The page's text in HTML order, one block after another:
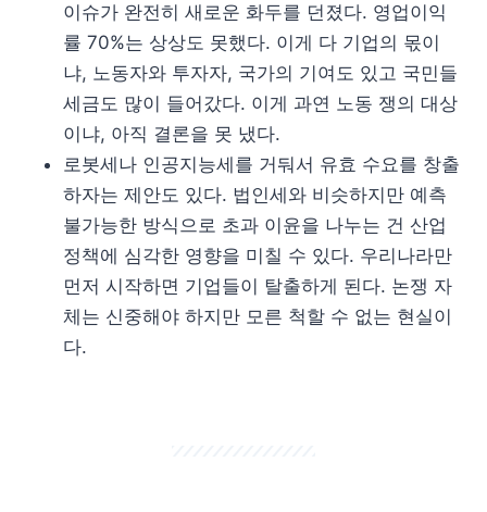
이슈가 완전히 새로운 화두를 던졌다. 영업이익
률 70%는 상상도 못했다. 이게 다 기업의 몫이
냐, 노동자와 투자자, 국가의 기여도 있고 국민들
세금도 많이 들어갔다. 이게 과연 노동 쟁의 대상
이냐, 아직 결론을 못 냈다.
로봇세나 인공지능세를 거둬서 유효 수요를 창출
하자는 제안도 있다. 법인세와 비슷하지만 예측
불가능한 방식으로 초과 이윤을 나누는 건 산업
정책에 심각한 영향을 미칠 수 있다. 우리나라만
먼저 시작하면 기업들이 탈출하게 된다. 논쟁 자
체는 신중해야 하지만 모른 척할 수 없는 현실이
다.